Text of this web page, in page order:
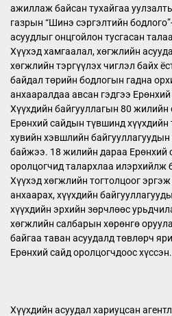
ажиллаж байсан тухайгаа
газрын “Шинэ сэргэлтийн
асуудлыг онцгойлон тусгасан
Хүүхэд хамгаалал, хөгжлийн
хөгжлийн тэргүүлэх чиглэл байх
байдал төрийн бодлогын гадна
анхааралдаа авсан гэдгээ
Хүүхдийн байгууллагын 80 жилийн
Ерөнхий сайдын түвшинд
хувийн хэвшлийн
байжээ. 18 жилийн дараа Ерөнхий
оролцогчид талархлаа илэрхийлж
Хүүхэд хөгжлийн тогтолцоог
анхаарах, хүүхдийн
хүүхдийн эрхийн зөрчлөөс
хөгжлийн салбарын хөрөнгө
байгаа таван асуудалд төвлөрч
Ерөнхий сайд оролцогчдоос хүссэн.
Хүүхдийн асуудал хариуцсан